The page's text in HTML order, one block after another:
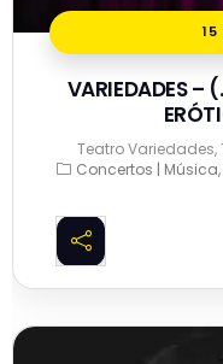
VARIEDADES –
Teatro Variedades,
Concertos | Música